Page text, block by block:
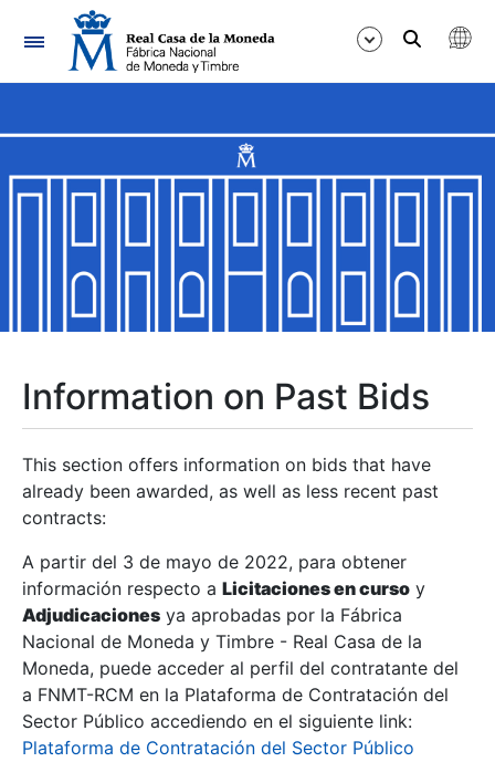
Navigation
Show/Hide
Show/Hide
Show/Hide
Show/Hide
Show/Hide
Information on Past Bids
This section offers information on bids that have
already been awarded, as well as less recent past
contracts:
A partir del 3 de mayo de 2022, para obtener
información respecto a Licitaciones en curso y
Adjudicaciones ya aprobadas por la Fábrica
Nacional de Moneda y Timbre - Real Casa de la
Moneda, puede acceder al perfil del contratante del
a FNMT-RCM en la Plataforma de Contratación del
Sector Público accediendo en el siguiente link:
Plataforma de Contratación del Sector Público